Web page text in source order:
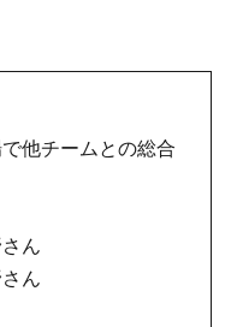
他チームとの総合
ん
ん